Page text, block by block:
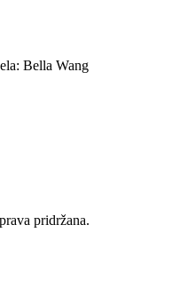
Bella Wang
pridržana.